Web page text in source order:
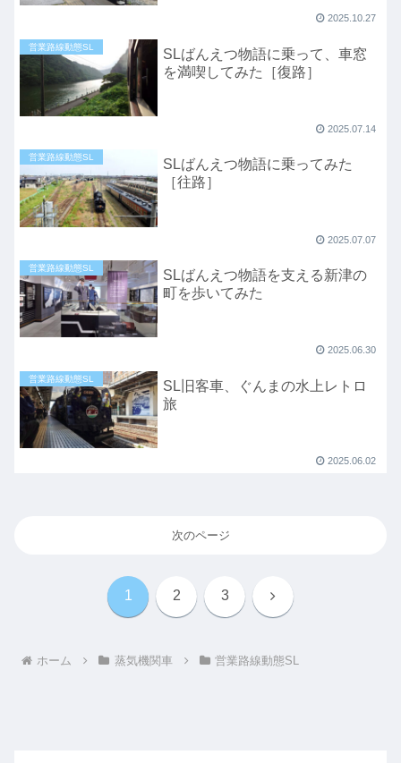
2025.10.27
営業路線動態SL
SLばんえつ物語に乗って、車窓
を満喫してみた［復路］
2025.07.14
営業路線動態SL
SLばんえつ物語に乗ってみた
［往路］
2025.07.07
営業路線動態SL
SLばんえつ物語を支える新津の
町を歩いてみた
2025.06.30
営業路線動態SL
SL旧客車、ぐんまの水上レトロ
旅
2025.06.02
次のページ
1 2 3 次
ホーム 蒸気機関車 営業路線動態SL